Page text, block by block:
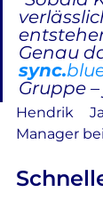
Genau
sync.
Gruppe
Hendrik
Manager bei